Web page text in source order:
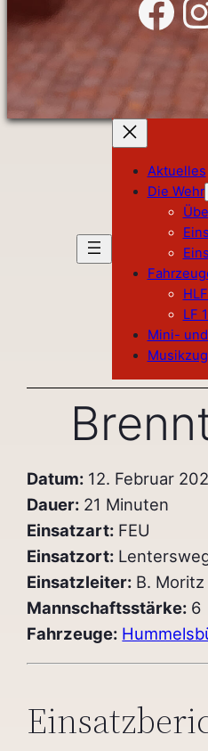
Facebook
Aktuelles
Die Wehr
LF
Mini-
Musikzug
Datum: 12. Februar
Dauer: 21 Minuten
Einsatzart: FEU
Einsatzort:
Einsatzleiter: B. Moritz
Mannschaftsstärke: 6
Fahrzeuge: